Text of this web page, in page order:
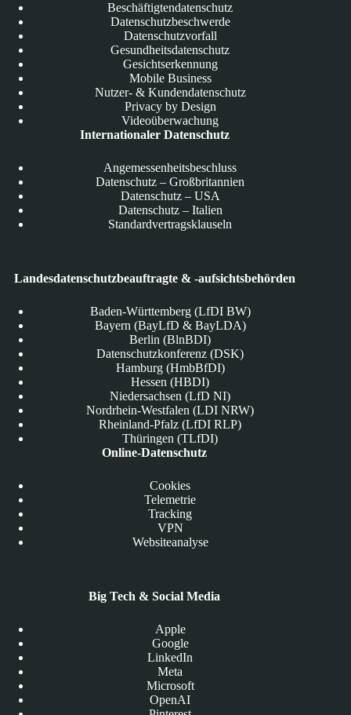
Beschäftigtendatenschutz
Datenschutzbeschwerde
Datenschutzvorfall
Gesundheitsdatenschutz
Gesichtserkennung
Mobile Business
Nutzer- & Kundendatenschutz
Privacy by Design
Videoüberwachung
Internationaler Datenschutz
Angemessenheitsbeschluss
Datenschutz – Großbritannien
Datenschutz – USA
Datenschutz – Italien
Standardvertragsklauseln
Landesdatenschutzbeauftragte & -aufsichtsbehörden
Baden-Württemberg (LfDI BW)
Bayern (BayLfD & BayLDA)
Berlin (BlnBDI)
Datenschutzkonferenz (DSK)
Hamburg (HmbBfDI)
Hessen (HBDI)
Niedersachsen (LfD NI)
Nordrhein-Westfalen (LDI NRW)
Rheinland-Pfalz (LfDI RLP)
Thüringen (TLfDI)
Online-Datenschutz
Cookies
Telemetrie
Tracking
VPN
Websiteanalyse
Big Tech & Social Media
Apple
Google
LinkedIn
Meta
Microsoft
OpenAI